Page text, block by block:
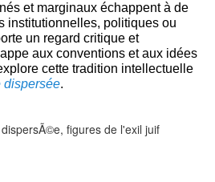
et marginaux échappent à de
institutionnelles, politiques ou
un regard critique et
aux conventions et aux idées
cette tradition intellectuelle
dispersée.